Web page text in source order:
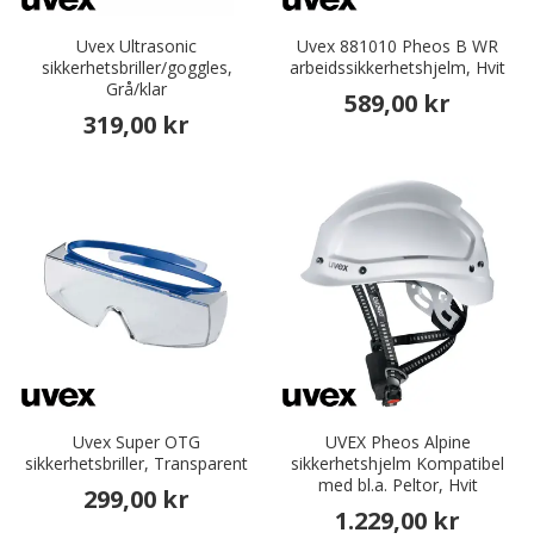
Uvex Ultrasonic
sikkerhetsbriller/goggles,
Grå/klar
319,00 kr
Uvex 881010 Pheos B WR
arbeidssikkerhetshjelm, Hvit
589,00 kr
Uvex Super OTG
sikkerhetsbriller, Transparent
299,00 kr
UVEX Pheos Alpine
sikkerhetshjelm Kompatibel
med bl.a. Peltor, Hvit
1.229,00 kr